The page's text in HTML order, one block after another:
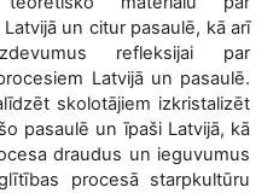
un citur pasaulē, kā arī
refleksijai par
Latvijā un pasaulē.
skolotājiem izkristalizēt
pasaulē un īpaši Latvijā, kā
draudus un ieguvumus
procesā starpkultūru